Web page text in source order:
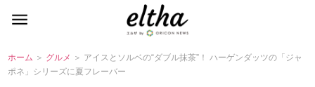
ホーム ＞ グルメ ＞ アイスとソルベの“ダブル抹茶”！ ハーゲンダッツの「ジャ
ポネ」シリーズに夏フレーバー